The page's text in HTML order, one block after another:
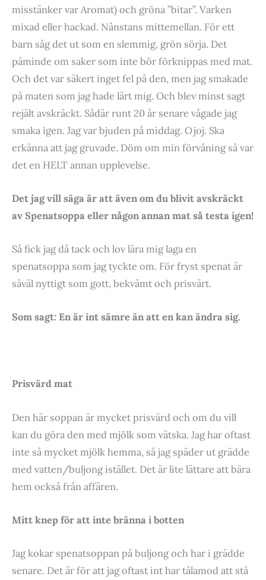
misstänker var Aromat) och gröna ”bitar”. Varken
mixad eller hackad. Nånstans mittemellan. För ett
barn såg det ut som en slemmig, grön sörja. Det
påminde om saker som inte bör förknippas med mat.
Och det var säkert inget fel på den, men jag smakade
på maten som jag hade lärt mig. Och blev minst sagt
rejält avskräckt. Sådär runt 20 år senare vågade jag
smaka igen. Jag var bjuden på middag. Ojoj. Ska
erkänna att jag gruvade. Döm om min förvåning så var
det en HELT annan upplevelse.
Det jag vill säga är att även om du blivit avskräckt
av Spenatsoppa eller någon annan mat så testa igen!
Så fick jag då tack och lov lära mig laga en
spenatsoppa som jag tyckte om. För fryst spenat är
såväl nyttigt som gott, bekvämt och prisvärt.
Som sagt: En är int sämre än att en kan ändra sig.
Prisvärd mat
Den här soppan är mycket prisvärd och om du vill
kan du göra den med mjölk som vätska. Jag har oftast
inte så mycket mjölk hemma, så jag späder ut grädde
med vatten/buljong istället. Det är lite lättare att bära
hem också från affären.
Mitt knep för att inte bränna i botten
Jag kokar spenatsoppan på buljong och har i grädde
senare. Det är för att jag oftast int har tålamod att stå